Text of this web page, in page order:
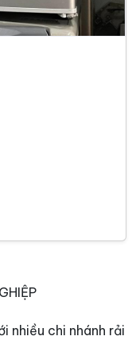
nhiều chi nhánh rải